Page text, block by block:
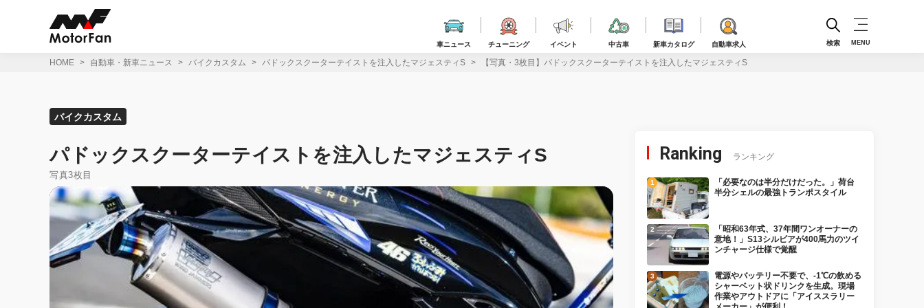
車ニュース チューニング イベント 中古車 新車カタログ 自動車求人 検索 MENU
HOME 自動車・新車ニュース バイクカスタム パドックスクーターテイストを注入したマジェスティS 【写真・3枚目】パドックスクーターテイストを注入したマジェスティS
バイクカスタム
パドックスクーターテイストを注入したマジェスティS
写真3枚目
Ranking ランキング
「必要なのは半分だけだった。」荷台
半分シェルの最強トランポスタイル
「昭和63年式、37年間ワンオーナーの
意地！」S13シルビアが400馬力のツイ
ンチャージ仕様で覚醒
電源やバッテリー不要で、-1℃の飲める
シャーベット状ドリンクを生成。現場
作業やアウトドアに「アイススラリー